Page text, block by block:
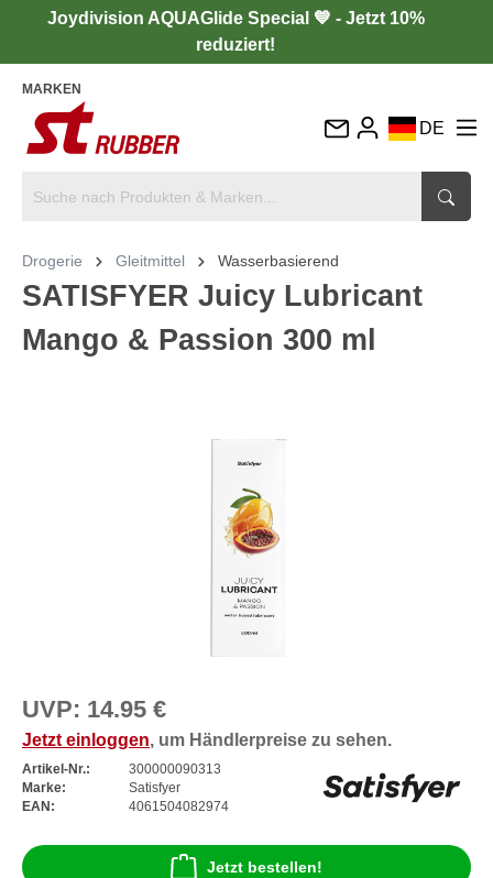
Joydivision AQUAGlide Special 💙 - Jetzt 10%
reduziert!
MARKEN
DE
IT
Drogerie Gleitmittel Wasserbasierend
SATISFYER Juicy Lubricant
Mango & Passion 300 ml
UVP: 14.95 €
Jetzt einloggen, um Händlerpreise zu sehen.
Artikel-Nr.:
300000090313
Marke:
Satisfyer
EAN:
4061504082974
Jetzt bestellen!